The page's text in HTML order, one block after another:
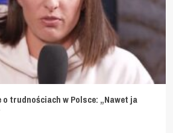
trudnościach w Polsce: „Nawet ja